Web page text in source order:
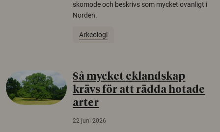
skomode och beskrivs som mycket ovanligt i
Norden.
Arkeologi
Så mycket eklandskap
krävs för att rädda hotade
arter
22 juni 2026